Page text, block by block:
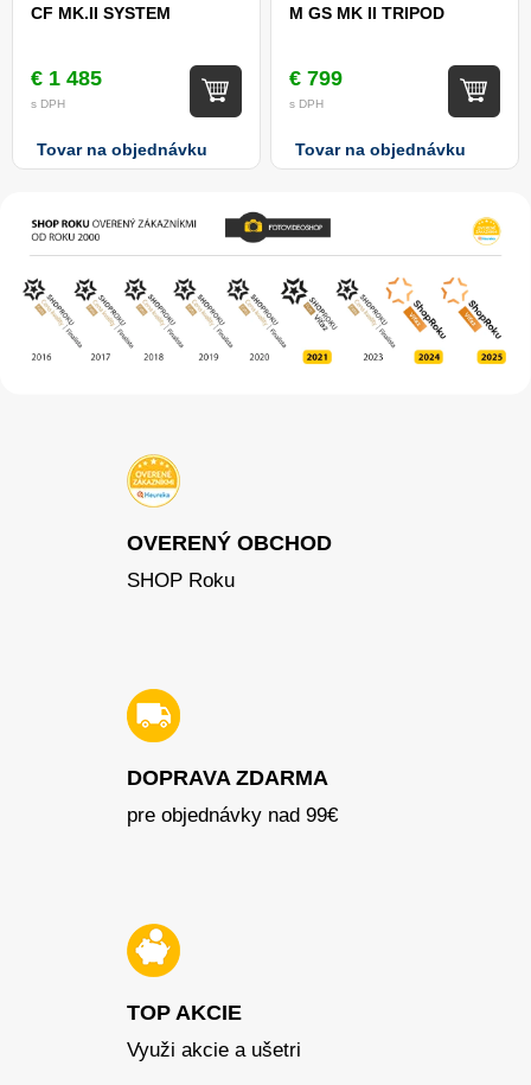
CF MK.II SYSTEM
€ 1 485
s DPH
Tovar na objednávku
M GS MK II TRIPOD
€ 799
s DPH
Tovar na objednávku
OVERENÝ OBCHOD
SHOP Roku
DOPRAVA ZDARMA
pre objednávky nad 99€
TOP AKCIE
Využi akcie a ušetri